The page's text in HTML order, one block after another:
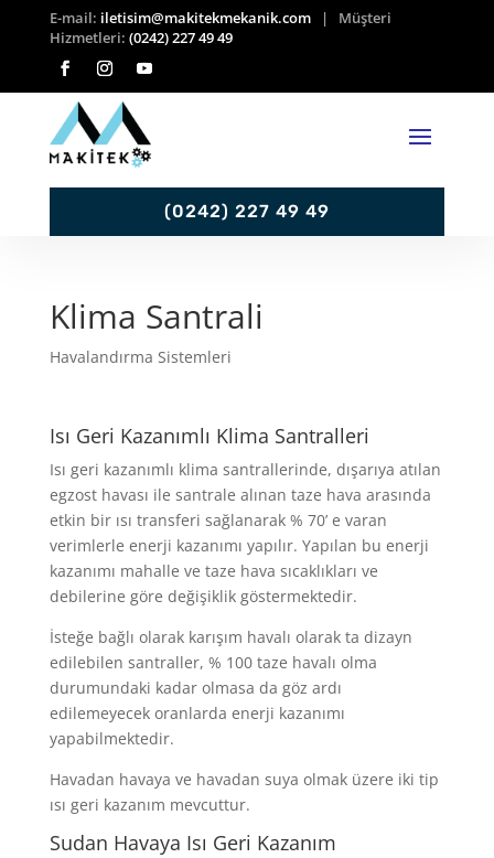
E-mail: iletisim@makitekmekanik.com| Müşteri
Hizmetleri: (0242) 227 49 49
(0242) 227 49 49
Klima Santrali
Havalandırma Sistemleri
Isı Geri Kazanımlı Klima Santralleri
Isı geri kazanımlı klima santrallerinde, dışarıya atılan
egzost havası ile santrale alınan taze hava arasında
etkin bir ısı transferi sağlanarak % 70’ e varan
verimlerle enerji kazanımı yapılır. Yapılan bu enerji
kazanımı mahalle ve taze hava sıcaklıkları ve
debilerine göre değişiklik göstermektedir.
İsteğe bağlı olarak karışım havalı olarak ta dizayn
edilebilen santraller, % 100 taze havalı olma
durumundaki kadar olmasa da göz ardı
edilemeyecek oranlarda enerji kazanımı
yapabilmektedir.
Havadan havaya ve havadan suya olmak üzere iki tip
ısı geri kazanım mevcuttur.
Sudan Havaya Isı Geri Kazanım